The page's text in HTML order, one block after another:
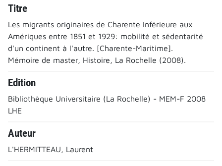
Titre
Les migrants originaires de Charente Inférieure aux
Amériques entre 1851 et 1929: mobilité et sédentarité
d'un continent à l'autre. [Charente-Maritime].
Mémoire de master, Histoire, La Rochelle (2008).
Edition
Bibliothèque Universitaire (La Rochelle) - MEM-F 2008
LHE
Auteur
L'HERMITTEAU, Laurent